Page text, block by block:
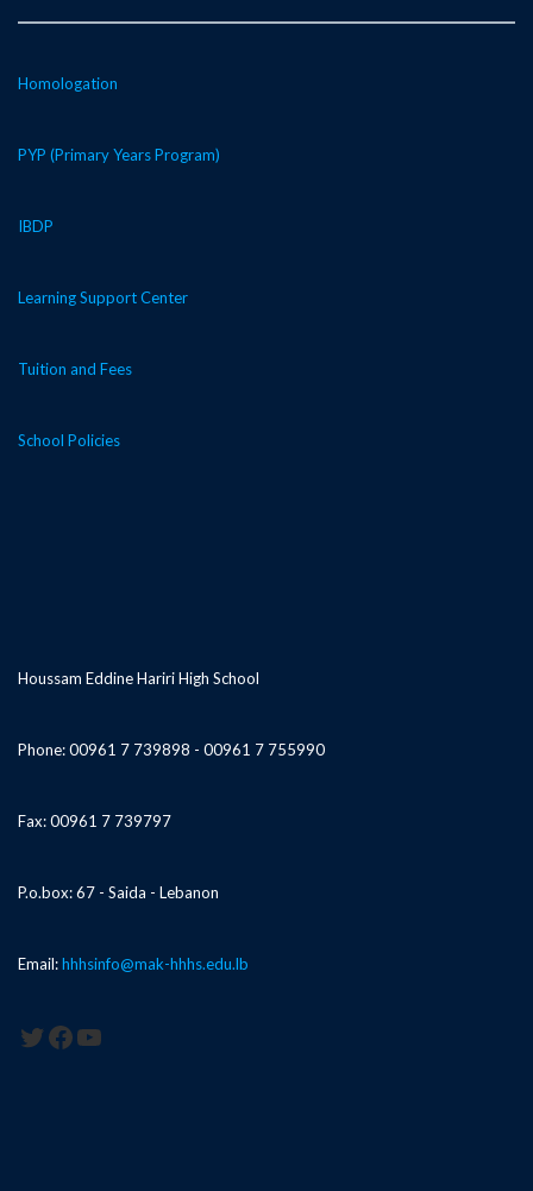
Homologation
PYP (Primary Years Program)
IBDP
Learning Support Center
Tuition and Fees
School Policies
Houssam Eddine Hariri High School
Phone: 00961 7 739898 - 00961 7 755990
Fax: 00961 7 739797
P.o.box: 67 - Saida - Lebanon
Email:hhhsinfo@mak-hhhs.edu.lb
Twitter
Facebook
YouTube